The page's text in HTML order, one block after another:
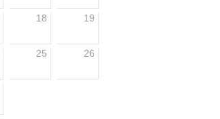
18 19
25 26